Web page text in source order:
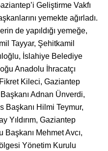
Geliştirme Vakfı
yemekte ağırladı.
de yapıldığı yemeğe,
Tayyar, Şehitkamil
İslahiye Belediye
Anadolu İhracatçı
Kileci, Gaziantep
Adnan Ünverdi,
Başkanı Hilmi Teymur,
Yıldırım, Gaziantep
Mehmet Avcı,
Yönetim Kurulu